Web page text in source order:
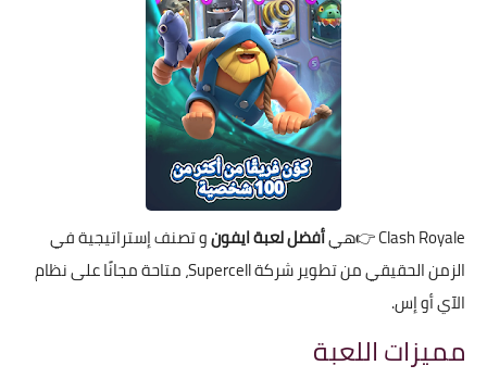
Clash Royale👉هيأفضل لعبة ايفونو تصنف إستراتيجية في
الزمن الحقيقي من تطوير شركة Supercell، متاحة مجانًا على نظام
الآي أو إس.
مميزات اللعبة